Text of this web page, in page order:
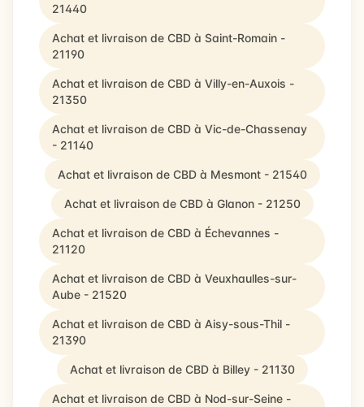
21440
Achat et livraison de CBD à Saint-Romain -
21190
Achat et livraison de CBD à Villy-en-Auxois -
21350
Achat et livraison de CBD à Vic-de-Chassenay
- 21140
Achat et livraison de CBD à Mesmont - 21540
Achat et livraison de CBD à Glanon - 21250
Achat et livraison de CBD à Échevannes -
21120
Achat et livraison de CBD à Veuxhaulles-sur-
Aube - 21520
Achat et livraison de CBD à Aisy-sous-Thil -
21390
Achat et livraison de CBD à Billey - 21130
Achat et livraison de CBD à Nod-sur-Seine -